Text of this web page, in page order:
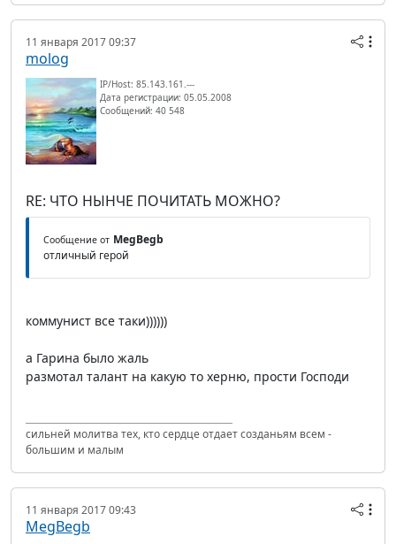
11 января 2017 09:37
molog
IP/Host: 85.143.161.---
Дата регистрации: 05.05.2008
Сообщений: 40 548
RE: ЧТО НЫНЧЕ ПОЧИТАТЬ МОЖНО?
Сообщение от MegBegb
отличный герой
коммунист все таки))))))
а Гарина было жаль
размотал талант на какую то херню, прости Господи
сильней молитва тех, кто сердце отдает созданьям всем -
большим и малым
11 января 2017 09:43
MegBegb